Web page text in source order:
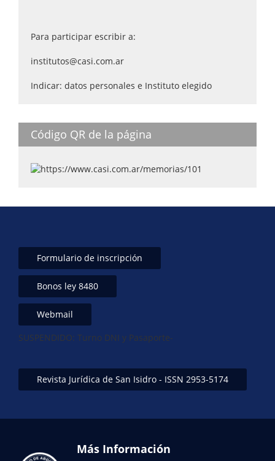
Para participar escribir a:
institutos@casi.com.ar
Indicar: datos personales e Instituto elegido
Código QR de la página
Formulario de inscripción
Bonos ley 8480
Webmail
SUSPENDIDO: Turno DNI y Pasaporte-
Revista Jurídica de San Isidro - ISSN 2953-5174
Más Información